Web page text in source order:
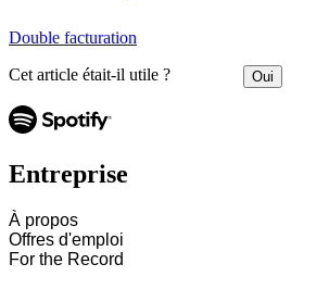
Double facturation
Cet article était-il utile ? Oui
Entreprise
À propos
Offres d'emploi
For the Record